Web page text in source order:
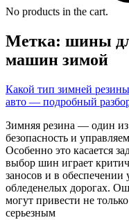
No products in the cart.
Метка: шины
машин зимой
Какой тип зимней
авто — подробный
Зимняя резина — один
безопасность и
Особенно это касается
выбор шин играет
заносов и в
обледенелых дорогах.
могут привести не
серьезным